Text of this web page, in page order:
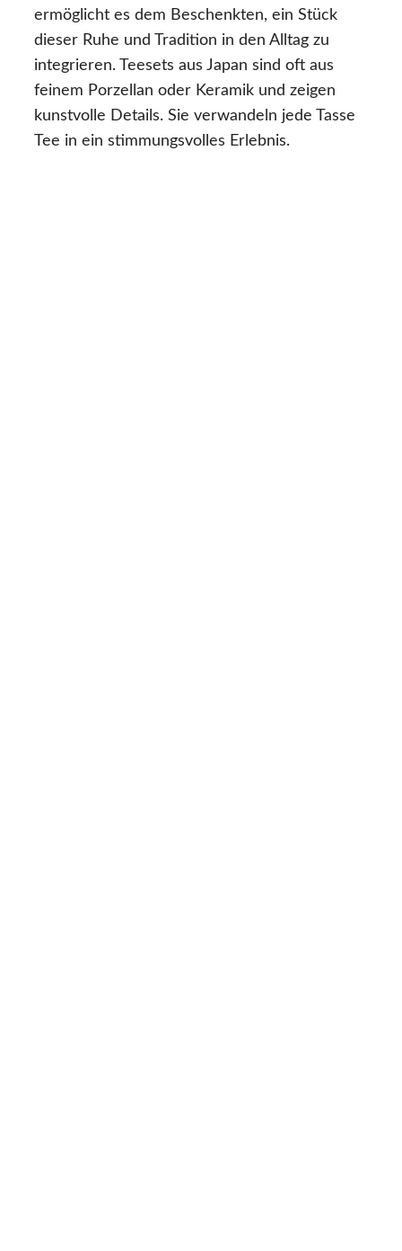
ermöglicht es dem Beschenkten, ein Stück
dieser Ruhe und Tradition in den Alltag zu
integrieren. Teesets aus Japan sind oft aus
feinem Porzellan oder Keramik und zeigen
kunstvolle Details. Sie verwandeln jede Tasse
Tee in ein stimmungsvolles Erlebnis.